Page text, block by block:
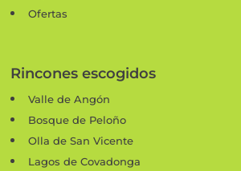
Ofertas
Rincones escogidos
Valle de Angón
Bosque de Peloño
Olla de San Vicente
Lagos de Covadonga